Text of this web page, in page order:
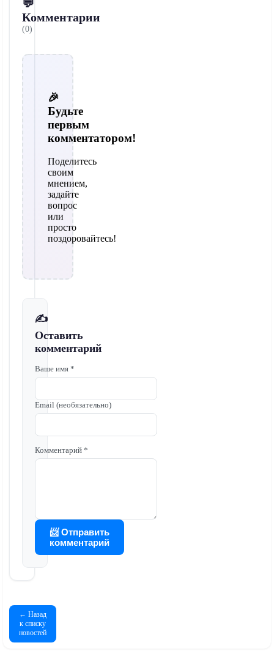
💬
Комментарии
(0)
🎉
Будьте
первым
комментатором!
Поделитесь
своим
мнением,
задайте
вопрос
или
просто
поздоровайтесь!
✍️
Оставить
комментарий
Ваше имя *
Email (необязательно)
Комментарий *
📨 Отправить
комментарий
← Назад
к списку
новостей